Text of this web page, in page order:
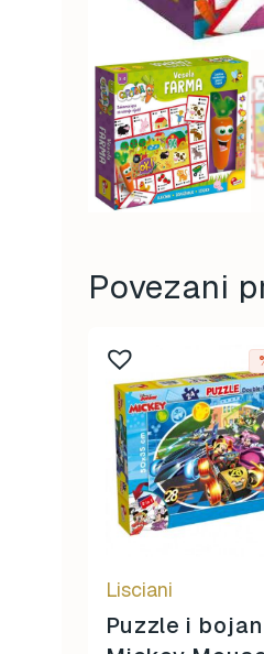
Povezani
Lisciani
Puzzle i